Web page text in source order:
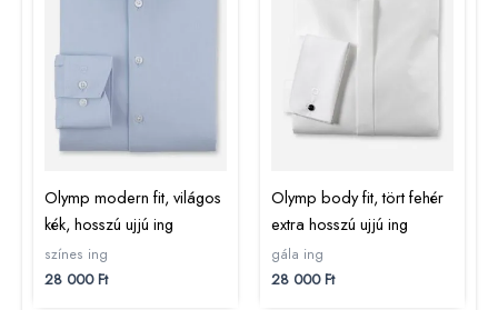
Olymp modern fit, világos
kék, hosszú ujjú ing
színes ing
28 000Ft
Olymp body fit, tört fehér
extra hosszú ujjú ing
gála ing
28 000Ft